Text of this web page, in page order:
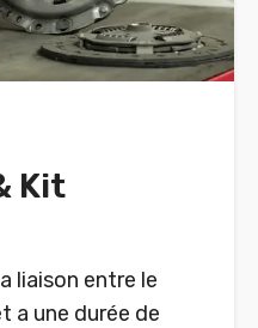
Kit
liaison entre le
a une durée de